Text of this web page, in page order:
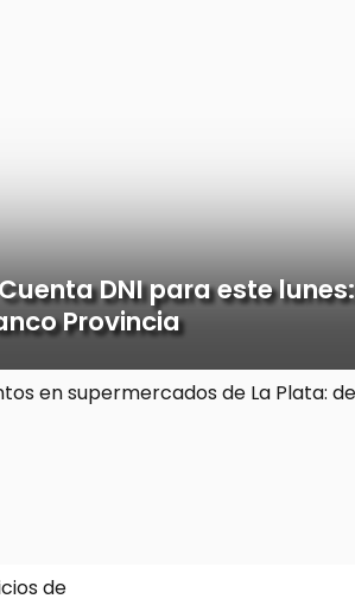
DNI para este
Provincia